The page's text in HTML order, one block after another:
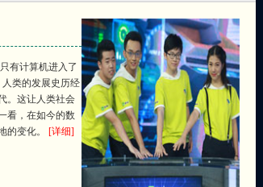
有计算机进入了
类的发展史历经
。这让人类社会
看，在如今的数
的变化。 [详细]